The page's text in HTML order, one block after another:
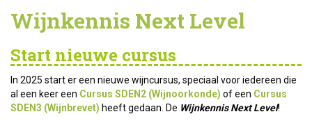
Wijnkennis Next Level
Start nieuwe cursus
In 2025 start er een nieuwe wijncursus, speciaal voor iedereen die
al een keer een Cursus SDEN2 (Wijnoorkonde) of een Cursus
SDEN3 (Wijnbrevet) heeft gedaan. De Wijnkennis Next Level!